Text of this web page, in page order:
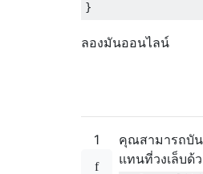
}
ลองมันออนไลน์
1
คุณสามารถบั
แทนที่วงเล็บด้